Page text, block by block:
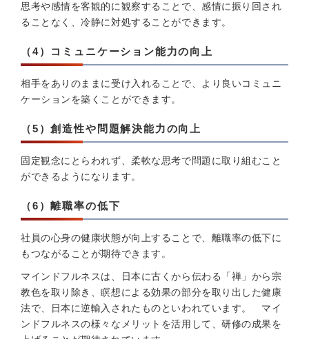
思考や感情を客観的に観察することで、感情に振り回され
ることなく、冷静に対処することができます。
（4）コミュニケーション能力の向上
相手をありのままに受け入れることで、より良いコミュニ
ケーションを築くことができます。
（5）創造性や問題解決能力の向上
固定観念にとらわれず、柔軟な思考で問題に取り組むこと
ができるようになります。
（6）離職率の低下
社員の心身の健康状態が向上することで、離職率の低下に
もつながることが期待できます。
マインドフルネスは、日本に古くから伝わる「禅」から宗
教色を取り除き、瞑想による効果の部分を取り出した健康
法で、日本に逆輸入されたものといわれています。 マイ
ンドフルネスの様々なメリットを活用して、研修の成果を